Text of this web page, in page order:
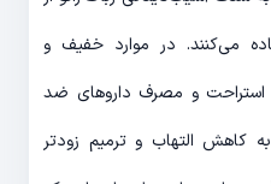
می‌کنند. در موارد خفیف و
و مصرف داروهای ضد
کاهش التهاب و ترمیم زودتر